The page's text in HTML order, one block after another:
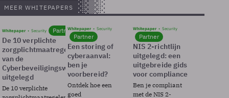
MEER WHITEPAPERS
Whitepaper Security Partner
De 10 verplichte
zorgplichtmaatregelen
van de
Cyberbeveiligingswet
uitgelegd
De 10 verplichte
Whitepaper Security
Partner
Een storing of
cyberaanval:
ben je
voorbereid?
Ontdek hoe een
goed
Whitepaper Security
Partner
NIS 2-richtlijn
uitgelegd: een
uitgebreide gids
voor compliance
Ben je compliant
met de NIS 2-